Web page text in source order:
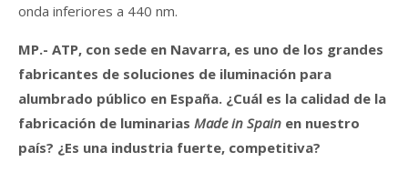
onda inferiores a 440 nm.
MP.- ATP, con sede en Navarra, es uno de los grandes
fabricantes de soluciones de iluminación para
alumbrado público en España. ¿Cuál es la calidad de la
fabricación de luminarias Made in Spain en nuestro
país? ¿Es una industria fuerte, competitiva?